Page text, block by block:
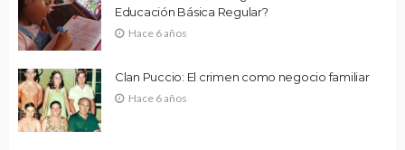
Educación Básica Regular?
Hace 6 años
Clan Puccio: El crimen como negocio familiar
Hace 6 años